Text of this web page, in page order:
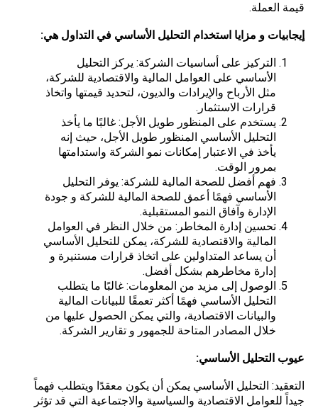
قيمة العملة.
إيجابيات و مزايا استخدام التحليل الأساسي في التداول هي:
التركيز على أساسيات الشركة: يركز التحليل
الأساسي على العوامل المالية والاقتصادية للشركة،
مثل الأرباح والإيرادات والديون، لتحديد قيمتها واتخاذ
قرارات الاستثمار.
يستخدم على المنظور طويل الأجل: غالبًا ما يأخذ
التحليل الأساسي المنظور طويل الأجل، حيث إنه
يأخذ في الاعتبار إمكانات نمو الشركة واستدامتها
بمرور الوقت.
فهم أفضل للصحة المالية للشركة: يوفر التحليل
الأساسي فهمًا أعمق للصحة المالية للشركة و جودة
الإدارة وآفاق النمو المستقبلية.
تحسين إدارة المخاطر: من خلال النظر في العوامل
المالية والاقتصادية للشركة، يمكن للتحليل الأساسي
أن يساعد المتداولين على اتخاذ قرارات مستنيرة و
إدارة مخاطرهم بشكل أفضل.
الوصول إلى مزيد من المعلومات: غالبًا ما يتطلب
التحليل الأساسي فهمًا أكثر تعمقًا للبيانات المالية
والبيانات الاقتصادية، والتي يمكن الحصول عليها من
خلال المصادر المتاحة للجمهور و تقارير الشركة.
عيوب التحليل الأساسي:
التعقيد: التحليل الأساسي يمكن أن يكون معقدًا ويتطلب فهماً
جيداً للعوامل الاقتصادية والسياسية والاجتماعية التي قد تؤثر